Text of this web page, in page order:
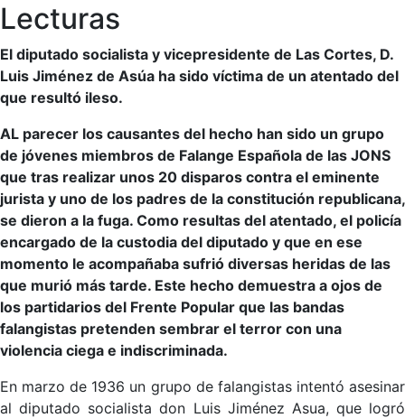
Lecturas
El diputado socialista y vicepresidente de Las Cortes, D.
Luis Jiménez de Asúa ha sido víctima de un atentado del
que resultó ileso.
AL parecer los causantes del hecho han sido un grupo
de jóvenes miembros de Falange Española de las JONS
que tras realizar unos 20 disparos contra el eminente
jurista y uno de los padres de la constitución republicana,
se dieron a la fuga. Como resultas del atentado, el policía
encargado de la custodia del diputado y que en ese
momento le acompañaba sufrió diversas heridas de las
que murió más tarde. Este hecho demuestra a ojos de
los partidarios del Frente Popular que las bandas
falangistas pretenden sembrar el terror con una
violencia ciega e indiscriminada.
En marzo de 1936 un grupo de falangistas intentó asesinar
al diputado socialista don Luis Jiménez Asua, que logró